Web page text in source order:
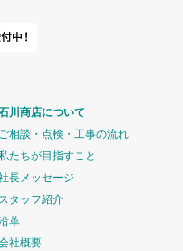
川商店について
ご相談・点検・工事の流れ
たちが目指すこと
長メッセージ
スタッフ紹介
革
社概要